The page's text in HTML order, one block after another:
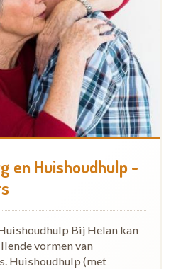
en Huishoudhulp -
Bij Helan kan
vormen van
Huishoudhulp (met